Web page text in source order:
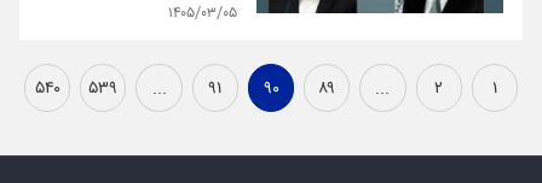
۱۴۰۵/۰۳/۰۵
۱ ۲ ... ۸۹ ۹۰ ۹۱ ... ۵۳۹ ۵۴۰